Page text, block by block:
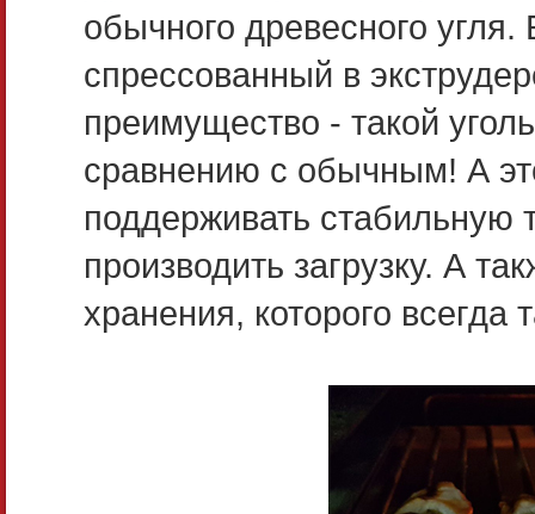
обычного древесного
спрессованный в
преимущество - такой
сравнению с обычным! А
поддерживать стабильную
производить загрузку. А
хранения, которого всегда